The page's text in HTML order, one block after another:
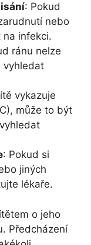
: Pokud
nebo
na infekci.
ránu nelze
vyhledat
vykazuje
může to být
: Pokud si
jiných
lékaře.
o jeho
Předcházení